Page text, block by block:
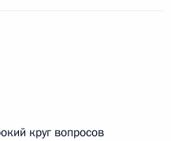
круг вопросов